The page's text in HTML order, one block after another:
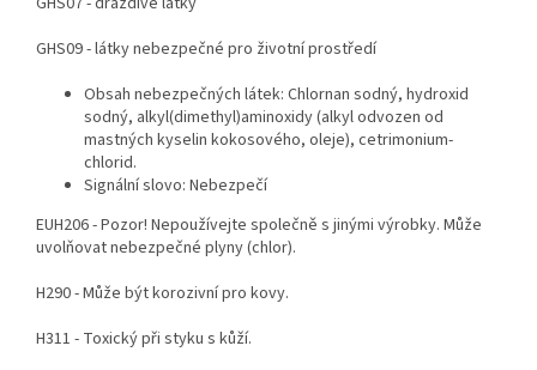
GHS09 - látky nebezpečné pro životní prostředí
Obsah nebezpečných látek: Chlornan sodný, hydroxid
sodný, alkyl(dimethyl)aminoxidy (alkyl odvozen od
mastných kyselin kokosového, oleje), cetrimonium-
chlorid.
Signální slovo: Nebezpečí
EUH206 - Pozor! Nepoužívejte společně s jinými výrobky. Může
uvolňovat nebezpečné plyny (chlor).
H290 - Může být korozivní pro kovy.
H311 - Toxický při styku s kůží.